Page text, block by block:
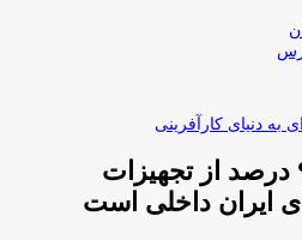
به دنیای کارآفرینی
محمدرضا کمپانی: ۹۰ درصد از تجهیزات
ایران داخلی است